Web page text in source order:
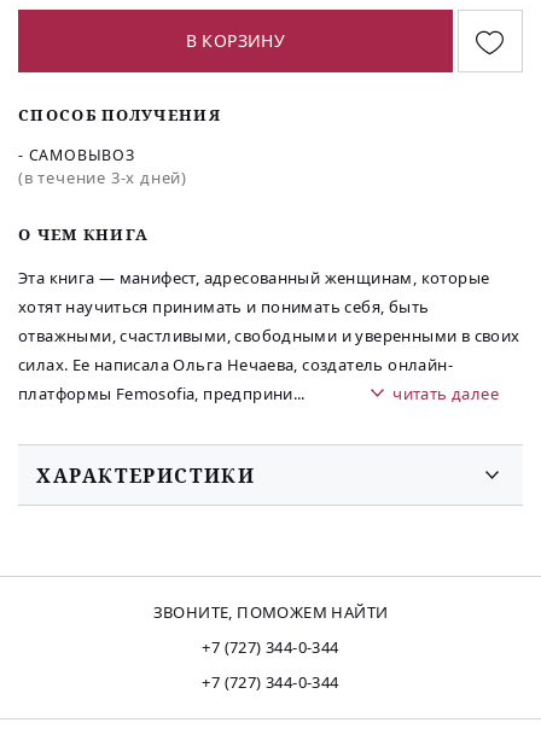
O ЧЕМ КНИГА
Эта книга — манифест, адресованный женщинам, которые
хотят научиться принимать и понимать себя, быть
отважными, счастливыми, свободными и уверенными в своих
силах. Ее написала Ольга Нечаева, создатель онлайн-
платформы Femosofia, предприни... читать далее
В КОРЗИНУ
СПОСОБ ПОЛУЧЕНИЯ
- САМОВЫВОЗ
(в течение 3-х дней)
ХАРАКТЕРИСТИКИ
ЗВОНИТЕ, ПОМОЖЕМ НАЙТИ
+7 (727) 344-0-344
+7 (727) 344-0-344